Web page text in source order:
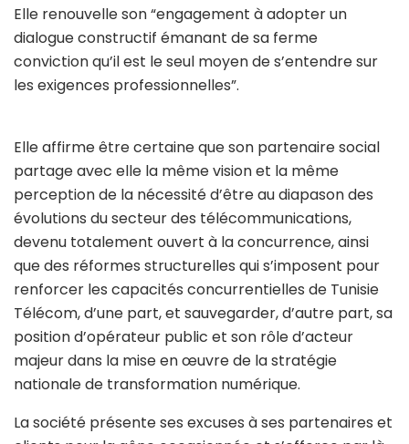
Elle renouvelle son “engagement à adopter un
dialogue constructif émanant de sa ferme
conviction qu’il est le seul moyen de s’entendre sur
les exigences professionnelles”.
Elle affirme être certaine que son partenaire social
partage avec elle la même vision et la même
perception de la nécessité d’être au diapason des
évolutions du secteur des télécommunications,
devenu totalement ouvert à la concurrence, ainsi
que des réformes structurelles qui s’imposent pour
renforcer les capacités concurrentielles de Tunisie
Télécom, d’une part, et sauvegarder, d’autre part, sa
position d’opérateur public et son rôle d’acteur
majeur dans la mise en œuvre de la stratégie
nationale de transformation numérique.
La société présente ses excuses à ses partenaires et